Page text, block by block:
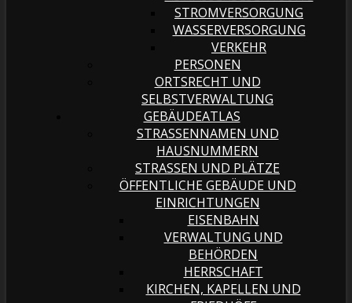
STROMVERSORGUNG
WASSERVERSORGUNG
VERKEHR
PERSONEN
ORTSRECHT UND
SELBSTVERWALTUNG
GEBÄUDEATLAS
STRASSENNAMEN UND H
AUSNUMMERN
STRASSEN UND PLÄTZE
ÖFFENTLICHE GEBÄUDE UND
EINRICHTUNGEN
EISENBAHN
VERWALTUNG UND
BEHÖRDEN
HERRSCHAFT
KIRCHEN, KAPELLEN UND